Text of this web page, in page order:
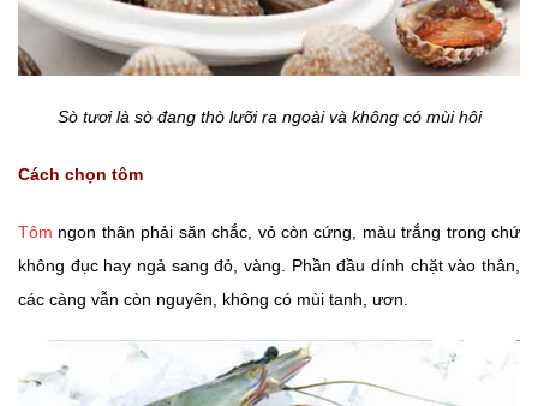
Sò tươi là sò đang thò lưỡi ra ngoài và không có mùi hôi
Cách chọn tôm
Tôm ngon thân phải săn chắc, vỏ còn cứng, màu trắng trong chứ
không đục hay ngả sang đỏ, vàng. Phần đầu dính chặt vào thân,
các càng vẫn còn nguyên, không có mùi tanh, ươn.